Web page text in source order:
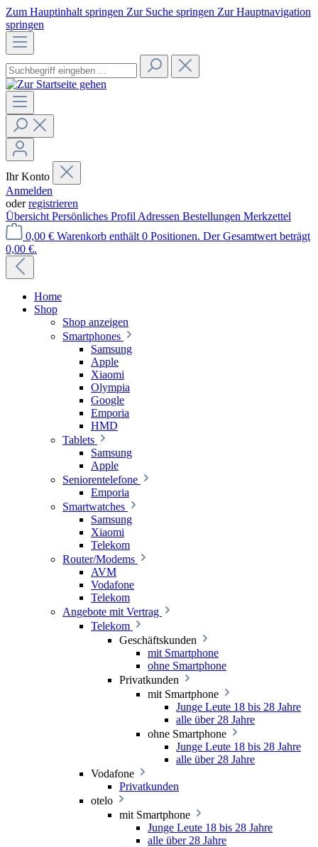
Zum Hauptinhalt springen Zur Suche springen Zur Hauptnavigation
springen
Ihr Konto
Anmelden
oderregistrieren
Übersicht Persönliches Profil Adressen Bestellungen Merkzettel
0,00 € Warenkorb enthält 0 Positionen. Der Gesamtwert beträgt
0,00 €.
Home
Shop
Shop anzeigen
Smartphones
Samsung
Apple
Xiaomi
Olympia
Google
Emporia
HMD
Tablets
Samsung
Apple
Seniorentelefone
Emporia
Smartwatches
Samsung
Xiaomi
Telekom
Router/Modems
AVM
Vodafone
Telekom
Angebote mit Vertrag
Telekom
Geschäftskunden
mit Smartphone
ohne Smartphone
Privatkunden
mit Smartphone
Junge Leute 18 bis 28 Jahre
alle über 28 Jahre
ohne Smartphone
Junge Leute 18 bis 28 Jahre
alle über 28 Jahre
Vodafone
Privatkunden
otelo
mit Smartphone
Junge Leute 18 bis 28 Jahre
alle über 28 Jahre